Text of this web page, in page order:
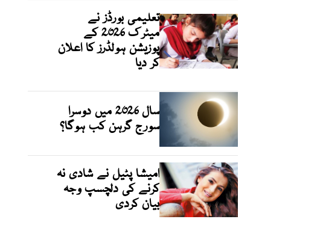
تعلیمی بورڈز نے
میٹرک 2026 کے
پوزیشن ہولڈرز کا اعلان
کر دیا
سال 2026 میں دوسرا
سورج گرہن کب ہوگا؟
امیشا پٹیل نے شادی نہ
کرنے کی دلچسپ وجہ
بیان کردی